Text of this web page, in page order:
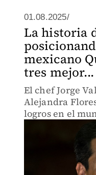
01.08.2025/
La historia
mexicano
tres mejor...
El chef Jorge
Alejandra
logros en el